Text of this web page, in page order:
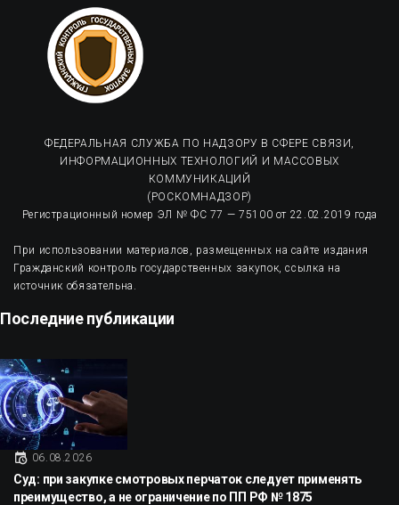
ФЕДЕРАЛЬНАЯ СЛУЖБА ПО НАДЗОРУ В СФЕРЕ СВЯЗИ,
ИНФОРМАЦИОННЫХ ТЕХНОЛОГИЙ И МАССОВЫХ
КОММУНИКАЦИЙ
(РОСКОМНАДЗОР)
Регистрационный номер ЭЛ № ФС 77 — 75100 от 22.02.2019 года
При использовании материалов, размещенных на сайте издания
Гражданский контроль государственных закупок, ссылка на
источник обязательна.
Последние публикации
06.08.2026
Суд: при закупке смотровых перчаток следует применять
преимущество, а не ограничение по ПП РФ № 1875